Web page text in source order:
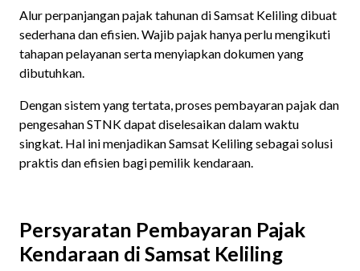
Alur perpanjangan pajak tahunan di Samsat Keliling dibuat
sederhana dan efisien. Wajib pajak hanya perlu mengikuti
tahapan pelayanan serta menyiapkan dokumen yang
dibutuhkan.
Dengan sistem yang tertata, proses pembayaran pajak dan
pengesahan STNK dapat diselesaikan dalam waktu
singkat. Hal ini menjadikan Samsat Keliling sebagai solusi
praktis dan efisien bagi pemilik kendaraan.
Persyaratan Pembayaran Pajak
Kendaraan di Samsat Keliling